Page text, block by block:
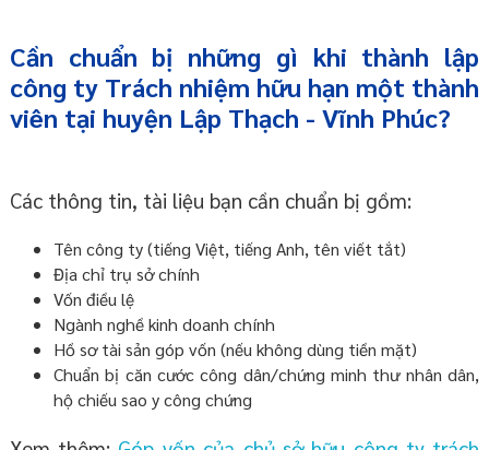
Cần chuẩn bị những gì khi thành lập
công ty Trách nhiệm hữu hạn một thành
viên tại huyện Lập Thạch - Vĩnh Phúc?
Các thông tin, tài liệu bạn cần chuẩn bị gồm:
Tên công ty (tiếng Việt, tiếng Anh, tên viết tắt)
Địa chỉ trụ sở chính
Vốn điều lệ
Ngành nghề kinh doanh chính
Hồ sơ tài sản góp vốn (nếu không dùng tiền mặt)
Chuẩn bị căn cước công dân/chứng minh thư nhân dân,
hộ chiếu sao y công chứng